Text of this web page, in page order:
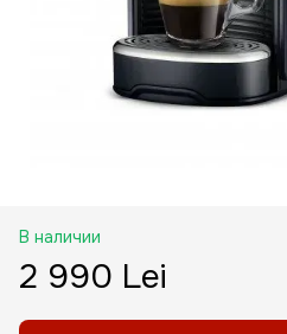
В наличии
2 990 Lei